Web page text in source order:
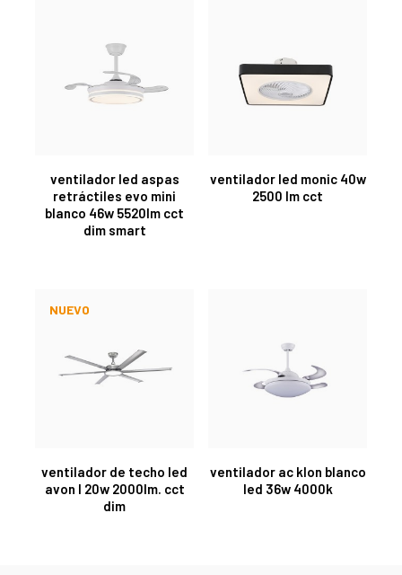
ventilador led aspas
retráctiles evo mini
blanco 46w 5520lm cct
dim smart
ventilador led monic 40w
2500 lm cct
ventilador de techo led
avon l 20w 2000lm. cct
dim
NUEVO
ventilador ac klon blanco
led 36w 4000k